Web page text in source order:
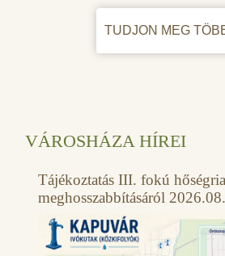
TUDJON MEG
VÁROSHÁZA HÍREI
Tájékoztatás III. fokú
meghosszabbításáról